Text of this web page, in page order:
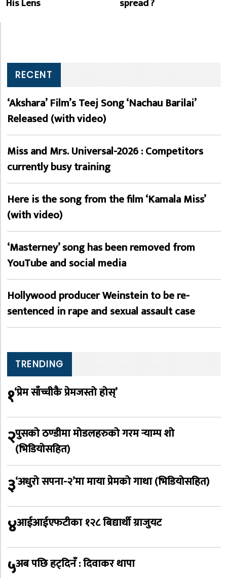
RECENT
‘Akshara’ Film’s Teej Song ‘Nachau Barilai’
Released (with video)
Miss and Mrs. Universal-2026 : Competitors
currently busy training
Here is the song from the film ‘Kamala Miss’
(with video)
‘Masterney’ song has been removed from
YouTube and social media
Hollywood producer Weinstein to be re-
sentenced in rape and sexual assault case
TRENDING
१‘प्रेम साँच्चीकै प्रेमजस्तो होस्’
२पुसको ठण्डीमा मोडलहरुको गरम र्‍याम्प शो
(भिडियोसहित)
३‘अधुरो सपना-२’मा माया प्रेमको गाथा (भिडियोसहित)
४आईआईएफटीका १२८ बिद्यार्थी ग्राजुयट
५अब पछि हट्दिनँ : दिवाकर थापा